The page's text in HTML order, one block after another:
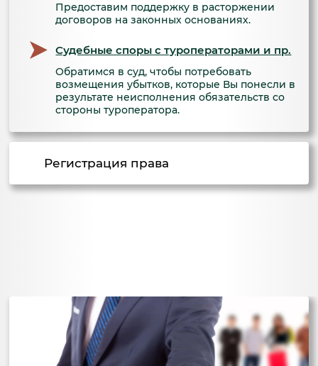
Предоставим поддержку в расторжении
договоров на законных основаниях.
Судебные споры с туроператорами и пр.
Обратимся в суд, чтобы потребовать
возмещения убытков, которые Вы понесли в
результате неисполнения обязательств со
стороны туроператора.
Регистрация права